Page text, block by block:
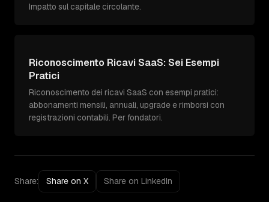
Impatto sul capitale circolante.
Riconoscimento Ricavi SaaS: Sei Esempi
Pratici
Riconoscimento dei ricavi SaaS con esempi pratici:
abbonamenti mensili, annuali, upgrade e rimborsi con
registrazioni contabili. Per fondatori.
Share: Share on X Share on LinkedIn